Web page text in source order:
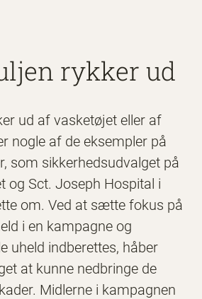
rykker ud
ud af vasketøjet eller af
nogle af de eksempler på
som sikkerhedsudvalget på
og Sct. Joseph Hospital i
om. Ved at sætte fokus på
i en kampagne og
uheld indberettes, håber
at kunne nedbringe de
Midlerne i kampagnen